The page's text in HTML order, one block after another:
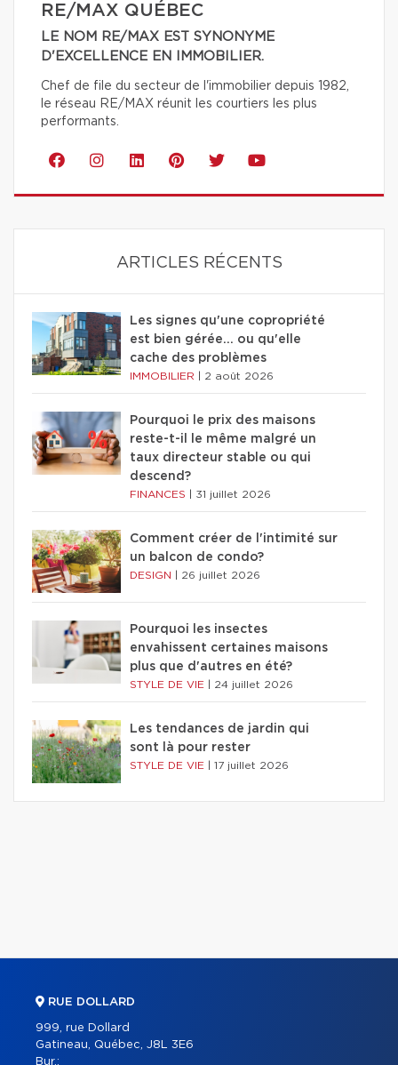
RE/MAX QUÉBEC
LE NOM RE/MAX EST SYNONYME
D'EXCELLENCE EN IMMOBILIER.
Chef de file du secteur de l'immobilier depuis 1982,
le réseau RE/MAX réunit les courtiers les plus
performants.
ARTICLES RÉCENTS
Les signes qu'une copropriété
est bien gérée… ou qu'elle
cache des problèmes
IMMOBILIER 2 août 2026
Pourquoi le prix des maisons
reste-t-il le même malgré un
taux directeur stable ou qui
descend?
FINANCES 31 juillet 2026
Comment créer de l'intimité sur
un balcon de condo?
DESIGN 26 juillet 2026
Pourquoi les insectes
envahissent certaines maisons
plus que d'autres en été?
STYLE DE VIE 24 juillet 2026
Les tendances de jardin qui
sont là pour rester
STYLE DE VIE 17 juillet 2026
RUE DOLLARD
999, rue Dollard
Gatineau, Québec, J8L 3E6
Bur.: